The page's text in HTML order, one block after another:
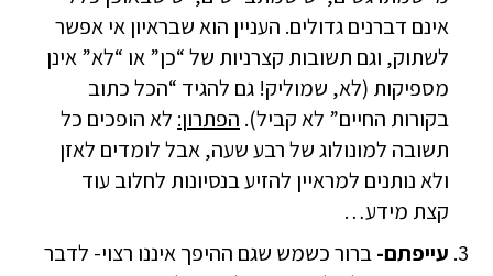
אינם דברנים גדולים. העניין הוא שבראיון אי אפשר
לשתוק, וגם תשובות קצרניות של “כן” או “לא” אינן
מספיקות (לא, שמוליק! גם להגיד “הכל כתוב
בקורות החיים” לא קביל). הפתרון: לא הופכים כל
תשובה למונולוג של רבע שעה, אבל לומדים לאזן
ולא נותנים למראיין להזיע בנסיונות לחלוב עוד
קצת מידע…
עייפתם-ברור כשמש שגם ההיפך איננו רצוי- לדבר